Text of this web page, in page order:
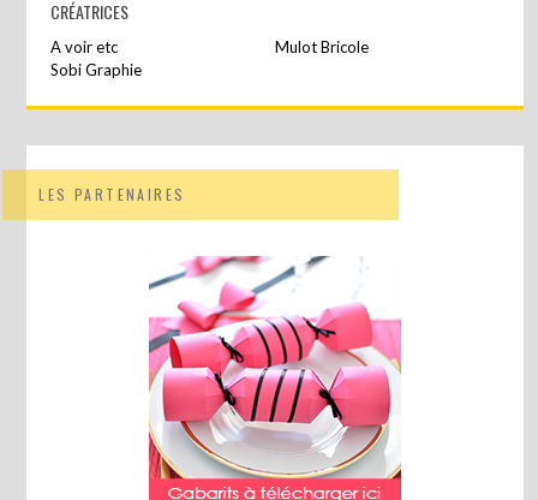
CRÉATRICES
A voir etc
Mulot Bricole
Sobi Graphie
LES PARTENAIRES